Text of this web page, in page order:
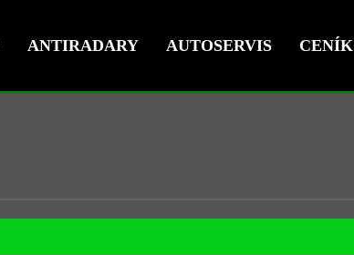
ANTIRADARY AUTOSERVIS CENÍK